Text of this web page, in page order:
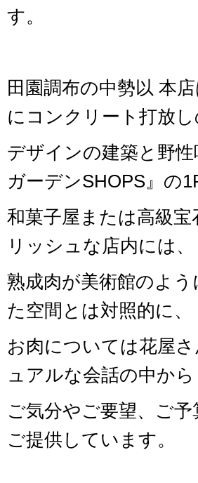
す。
田園調布の中勢以 本
にコンクリート打放
デザインの建築と野
ガーデンSHOPS』の
和菓子屋または高級
リッシュな店内には、
熟成肉が美術館のよ
た空間とは対照的に、
お肉については花屋
ュアルな会話の中から
ご気分やご要望、ご
ご提供しています。